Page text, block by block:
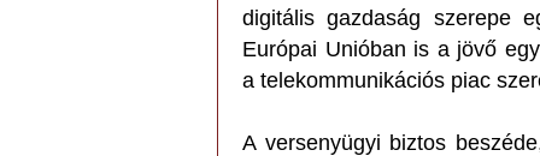
digitális gazdaság szerepe
Európai Unióban is a jövő
a telekommunikációs piac
A versenyügyi biztos